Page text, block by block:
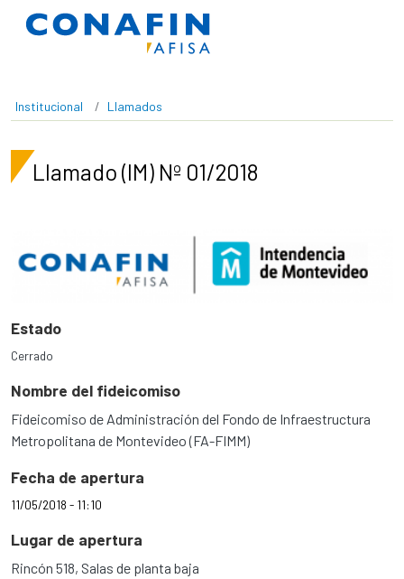
Pasar al contenido principal
Institucional Llamados
Llamado (IM) Nº 01/2018
Estado
Cerrado
Nombre del fideicomiso
Fideicomiso de Administración del Fondo de Infraestructura
Metropolitana de Montevideo (FA-FIMM)
Fecha de apertura
11/05/2018 - 11:10
Lugar de apertura
Rincón 518, Salas de planta baja